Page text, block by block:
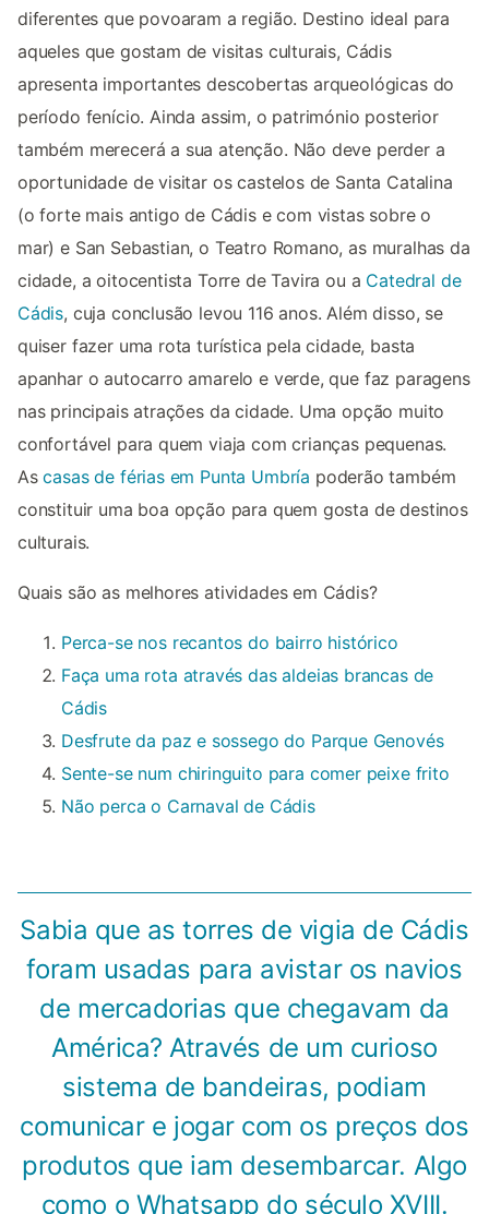
diferentes que povoaram a região. Destino ideal para
aqueles que gostam de visitas culturais, Cádis
apresenta importantes descobertas arqueológicas do
período fenício. Ainda assim, o património posterior
também merecerá a sua atenção. Não deve perder a
oportunidade de visitar os castelos de Santa Catalina
(o forte mais antigo de Cádis e com vistas sobre o
mar) e San Sebastian, o Teatro Romano, as muralhas da
cidade, a oitocentista Torre de Tavira ou a Catedral de
Cádis, cuja conclusão levou 116 anos. Além disso, se
quiser fazer uma rota turística pela cidade, basta
apanhar o autocarro amarelo e verde, que faz paragens
nas principais atrações da cidade. Uma opção muito
confortável para quem viaja com crianças pequenas.
Ascasas de férias em Punta Umbría poderão também
constituir uma boa opção para quem gosta de destinos
culturais.
Quais são as melhores atividades em Cádis?
Perca-se nos recantos do bairro histórico
Faça uma rota através das aldeias brancas de
Cádis
Desfrute da paz e sossego do Parque Genovés
Sente-se num chiringuito para comer peixe frito
Não perca o Carnaval de Cádis
Sabia que as torres de vigia de Cádis
foram usadas para avistar os navios
de mercadorias que chegavam da
América? Através de um curioso
sistema de bandeiras, podiam
comunicar e jogar com os preços dos
produtos que iam desembarcar. Algo
como o Whatsapp do século XVIII.